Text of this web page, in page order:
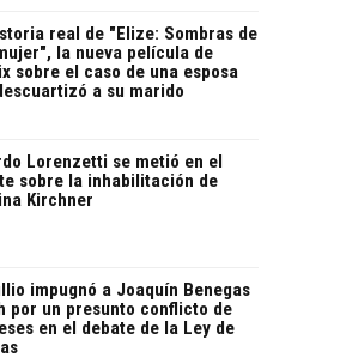
real de "Elize: Sombras de
la nueva película de
sobre el caso de una esposa
a su marido
Lorenzetti se metió en el
sobre la inhabilitación de
Kirchner
impugnó a Joaquín Benegas
por un presunto conflicto de
en el debate de la Ley de